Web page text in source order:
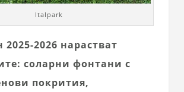
Italpark
2025-2026 нарастват
соларни фонтани с
покрития,